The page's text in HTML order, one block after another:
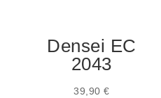
Densei EC
2043
39,90€